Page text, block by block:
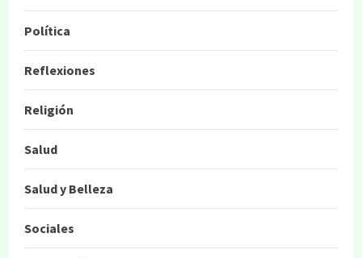
Política
Reflexiones
Religión
Salud
Salud y Belleza
Sociales